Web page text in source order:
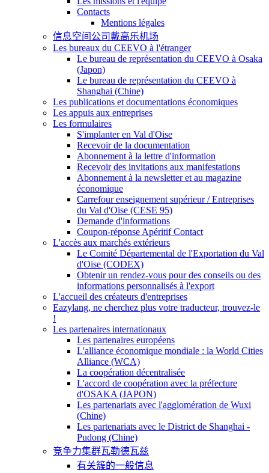
Contacts
Mentions légales
信息空间公司戴高乐机场
Les bureaux du CEEVO à l'étranger
Le bureau de représentation du CEEVO à Osaka
(Japon)
Le bureau de représentation du CEEVO à
Shanghai (Chine)
Les publications et documentations économiques
Les appuis aux entreprises
Les formulaires
S'implanter en Val d'Oise
Recevoir de la documentation
Abonnement à la lettre d'information
Recevoir des invitations aux manifestations
Abonnement à la newsletter et au magazine
économique
Carrefour enseignement supérieur / Entreprises
du Val d'Oise (CESE 95)
Demande d'informations
Coupon-réponse Apéritif Contact
L'accès aux marchés extérieurs
Le Comité Départemental de l'Exportation du Val
d'Oise (CODEX)
Obtenir un rendez-vous pour des conseils ou des
informations personnalisés à l'export
L'accueil des créateurs d'entreprises
Eazylang, ne cherchez plus votre traducteur, trouvez-le
!
Les partenaires internationaux
Les partenaires européens
L'alliance économique mondiale : la World Cities
Alliance (WCA)
La coopération décentralisée
L'accord de coopération avec la préfecture
d'OSAKA (JAPON)
Les partenariats avec l'agglomération de Wuxi
(Chine)
Les partenariats avec le District de Shanghai -
Pudong (Chine)
竞争力集群瓦勒德瓦兹
有关簇的一般信息